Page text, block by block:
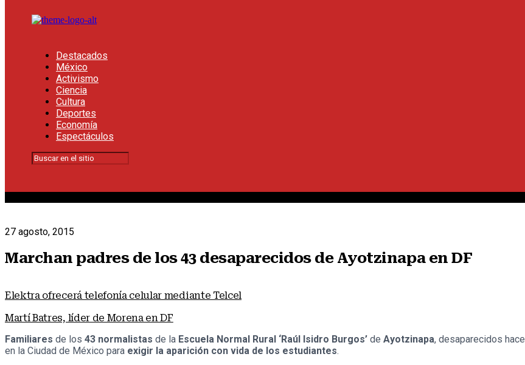
Destacados
México
Activismo
Ciencia
Cultura
Deportes
Economía
Espectáculos
27 agosto, 2015
Marchan padres de los 43 desaparecidos de Ayotzinapa en DF
Elektra ofrecerá telefonía celular mediante Telcel
Martí Batres, líder de Morena en DF
Familiares de los 43 normalistas de la Escuela Normal Rural ‘Raúl Isidro Burgos’ de Ayotzinapa, desaparecidos hace
en la Ciudad de México para exigir la aparición con vida de los estudiantes.